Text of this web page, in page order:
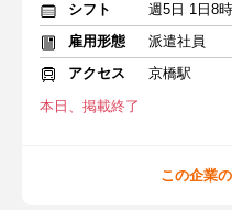
シフト
週5日 1日8
雇用形態
派遣社員
アクセス
京橋駅
本日、掲載終了
この企業